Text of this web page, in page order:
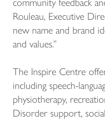
Rouleau, Executive
new name and brand
and values.”
The Inspire Centre
including speech-
physiotherapy,
Disorder support,